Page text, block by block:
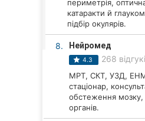
Полтава
периметрія,
катаракти й
підбір окулярів.
8. Нейромед
4.3 268
МРТ, СКТ, УЗД,
стаціонар,
обстеження мозку,
органів.